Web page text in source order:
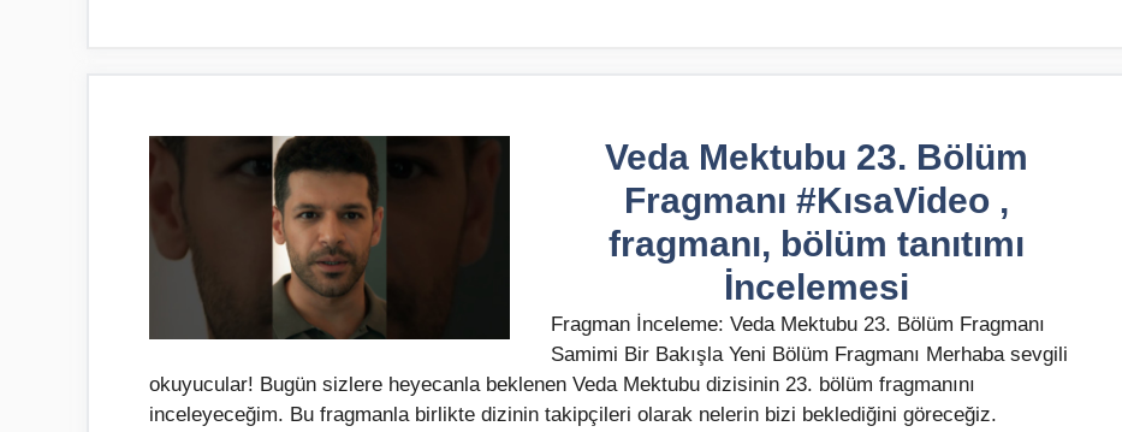
Veda Mektubu 23. Bölüm
Fragmanı #KısaVideo ,
fragmanı, bölüm tanıtımı
İncelemesi
Fragman İnceleme: Veda Mektubu 23. Bölüm Fragmanı
Samimi Bir Bakışla Yeni Bölüm Fragmanı Merhaba sevgili
okuyucular! Bugün sizlere heyecanla beklenen Veda Mektubu dizisinin 23. bölüm fragmanını
inceleyeceğim. Bu fragmanla birlikte dizinin takipçileri olarak nelerin bizi beklediğini göreceğiz.